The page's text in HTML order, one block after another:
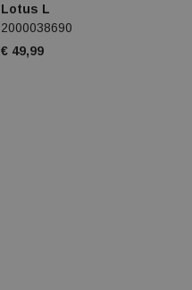
Lotus L
2000038690
€ 49,99